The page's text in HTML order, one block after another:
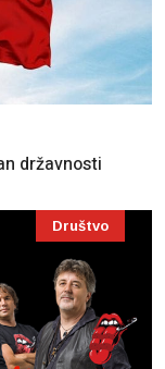
državnosti
Društvo